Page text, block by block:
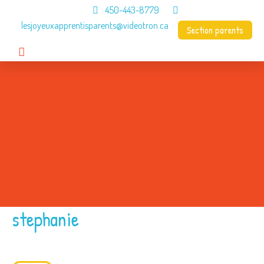
450-443-8779
lesjoyeuxapprentisparents@videotron.ca
Section parents
stephanie